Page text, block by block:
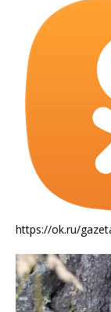
https://ok.ru/